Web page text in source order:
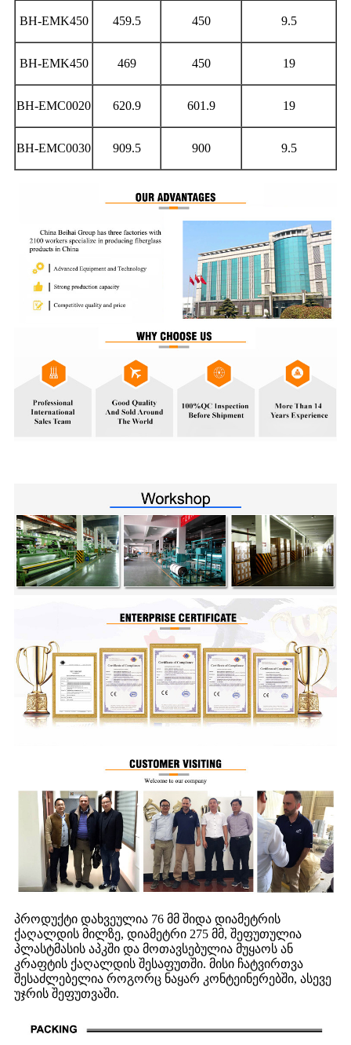
BH-EMK450 459.5 450 9.5
BH-EMK450 469 450 19
BH-EMC0020 620.9 601.9 19
BH-EMC0030 909.5 900 9.5
პროდუქტი დახვეულია 76 მმ შიდა დიამეტრის
ქაღალდის მილზე, დიამეტრი 275 მმ, შეფუთულია
პლასტმასის აპკში და მოთავსებულია მუყაოს ან
კრაფტის ქაღალდის შესაფუთში. მისი ჩატვირთვა
შესაძლებელია როგორც ნაყარ კონტეინერებში, ასევე
უჯრის შეფუთვაში.